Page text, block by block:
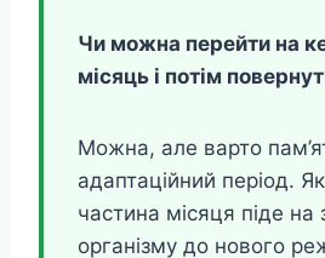
Чи можна перейти на
місяць і потім
Можна, але варто
адаптаційний період.
частина місяця піде на
організму до нового